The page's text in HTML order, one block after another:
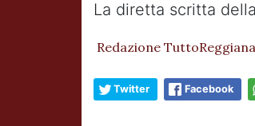
La diretta scritta
Redazione TuttoReggiana
Twitter Facebook